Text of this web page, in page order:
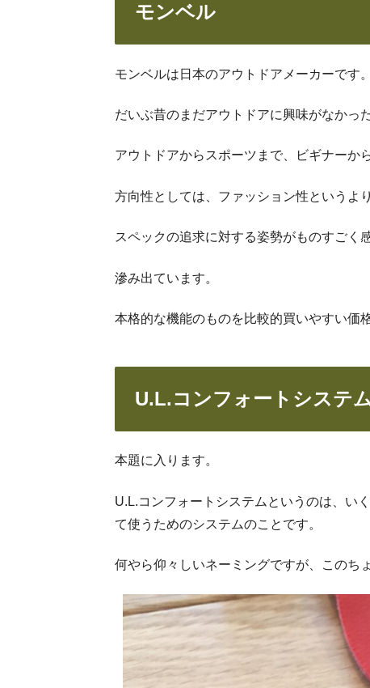
モンベル
モンベルは日本のアウトドアメーカーです。
だいぶ昔のまだアウトドアに興味がなかっ
アウトドアからスポーツまで、ビギナーか
方向性としては、ファッション性というよ
スペックの追求に対する姿勢がものすごく
滲み出ています。
本格的な機能のものを比較的買いやすい価
U.L.コンフォートシステ
本題に入ります。
U.L.コンフォートシステムというのは、い
て使うためのシステムのことです。
何やら仰々しいネーミングですが、このち